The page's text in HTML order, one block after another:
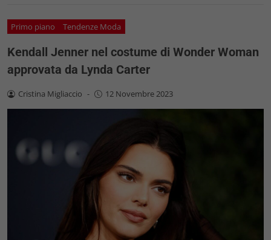
Primo piano Tendenze Moda
Kendall Jenner nel costume di Wonder Woman
approvata da Lynda Carter
Cristina Migliaccio - 12 Novembre 2023